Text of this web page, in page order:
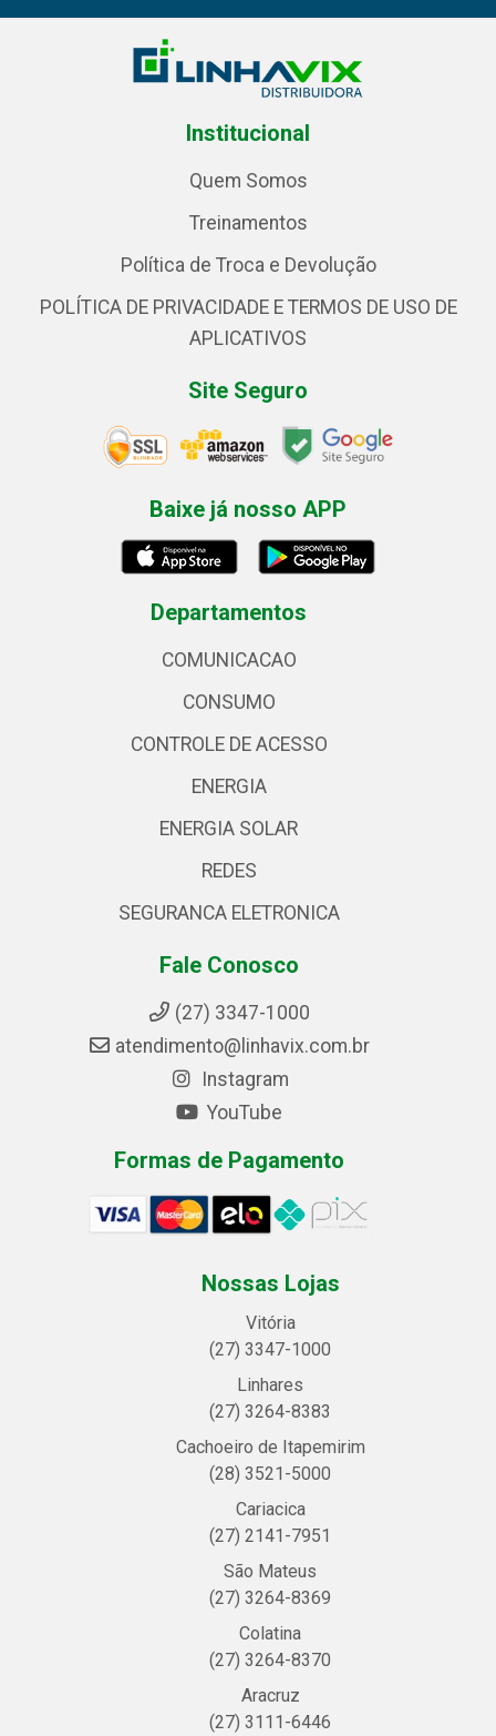
Institucional
Quem Somos
Treinamentos
Política de Troca e Devolução
POLÍTICA DE PRIVACIDADE E TERMOS DE USO DE
APLICATIVOS
Site Seguro
Baixe já nosso APP
Departamentos
COMUNICACAO
CONSUMO
CONTROLE DE ACESSO
ENERGIA
ENERGIA SOLAR
REDES
SEGURANCA ELETRONICA
Fale Conosco
(27) 3347-1000
atendimento@linhavix.com.br
Instagram
YouTube
Formas de Pagamento
Nossas Lojas
Vitória
(27) 3347-1000
Linhares
(27) 3264-8383
Cachoeiro de Itapemirim
(28) 3521-5000
Cariacica
(27) 2141-7951
São Mateus
(27) 3264-8369
Colatina
(27) 3264-8370
Aracruz
(27) 3111-6446